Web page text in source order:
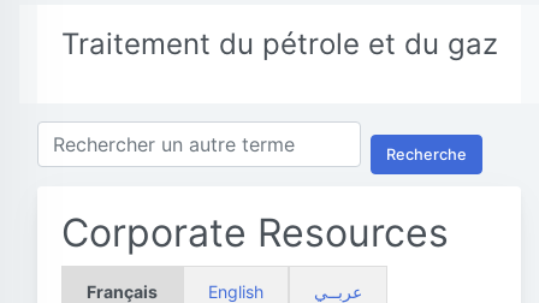
Traitement du pétrole et du gaz
Recherche
Corporate Resources
Français English عربــي